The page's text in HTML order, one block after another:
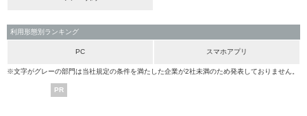
利用形態別ランキング
PC スマホアプリ
※文字がグレーの部門は当社規定の条件を満たした企業が2社未満のため発表しておりません。
PR